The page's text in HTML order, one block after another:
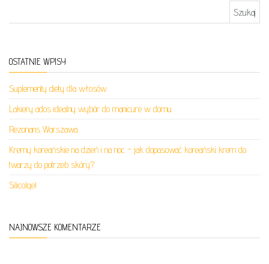
OSTATNIE WPISY
Suplementy diety dla włosów
Lakiery ados idealny wybór do manicure w domu
Rezonans Warszawa
Kremy koreańskie na dzień i na noc – jak dopasować koreański krem do
twarzy do potrzeb skóry?
Silicolgel
NAJNOWSZE KOMENTARZE